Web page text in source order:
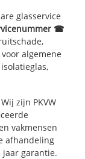
glasservice
☎
algemene
zijn PKVW
vakmensen
afhandeling
jaar garantie.